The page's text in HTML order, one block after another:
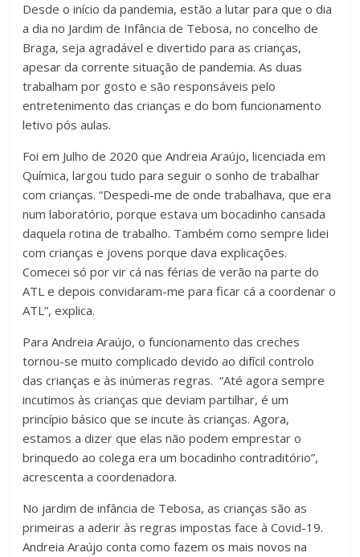
Desde o início da pandemia, estão a lutar para que o dia
a dia no Jardim de Infância de Tebosa, no concelho de
Braga, seja agradável e divertido para as crianças,
apesar da corrente situação de pandemia. As duas
trabalham por gosto e são responsáveis pelo
entretenimento das crianças e do bom funcionamento
letivo pós aulas.
Foi em Julho de 2020 que Andreia Araújo, licenciada em
Química, largou tudo para seguir o sonho de trabalhar
com crianças. “Despedi-me de onde trabalhava, que era
num laboratório, porque estava um bocadinho cansada
daquela rotina de trabalho. Também como sempre lidei
com crianças e jovens porque dava explicações.
Comecei só por vir cá nas férias de verão na parte do
ATL e depois convidaram-me para ficar cá a coordenar o
ATL”, explica.
Para Andreia Araújo, o funcionamento das creches
tornou-se muito complicado devido ao difícil controlo
das crianças e às inúmeras regras. “Até agora sempre
incutimos às crianças que deviam partilhar, é um
princípio básico que se incute às crianças. Agora,
estamos a dizer que elas não podem emprestar o
brinquedo ao colega era um bocadinho contraditório”,
acrescenta a coordenadora.
No jardim de infância de Tebosa, as crianças são as
primeiras a aderir às regras impostas face à Covid-19.
Andreia Araújo conta como fazem os mais novos na